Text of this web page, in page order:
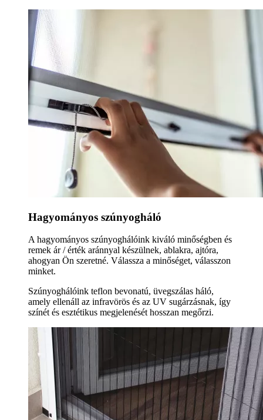
Hagyományos szúnyogháló
A hagyományos szúnyoghálóink kiváló minőségben és
remek ár / érték aránnyal készülnek, ablakra, ajtóra,
ahogyan Ön szeretné. Válassza a minőséget, válasszon
minket.
Szúnyoghálóink teflon bevonatú, üvegszálas háló,
amely ellenáll az infravörös és az UV sugárzásnak, így
színét és esztétikus megjelenését hosszan megőrzi.